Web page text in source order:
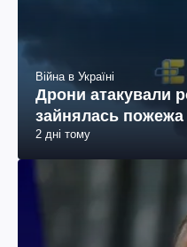
Війна в Україні
Дрони атакували
зайнялась
2 дні тому